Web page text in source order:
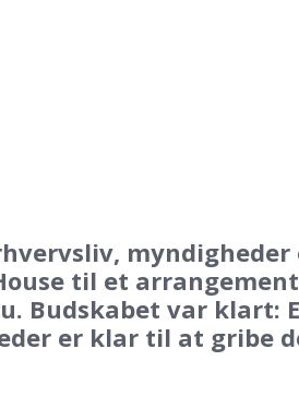
til et
Budskabet var klart:
er klar til at gribe